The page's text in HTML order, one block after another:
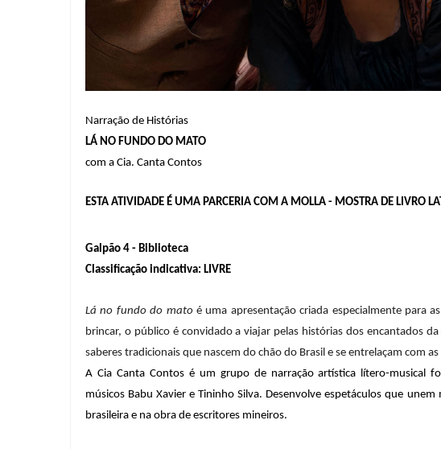
Narração de Histórias
LÁ NO FUNDO DO MATO
com a Cia. Canta Contos
ESTA ATIVIDADE É UMA PARCERIA COM A MOLLA - MOSTRA DE LIVRO
Galpão 4 - Biblioteca
Classificação indicativa: LIVRE
Lá no fundo do mato é uma apresentação criada especialmente para
brincar, o público é convidado a viajar pelas histórias dos encantados
saberes tradicionais que nascem do chão do Brasil e se entrelaçam com
A Cia Canta Contos é um grupo de narração artística lítero-musical
músicos Babu Xavier e Tininho Silva. Desenvolve espetáculos que
brasileira e na obra de escritores mineiros.